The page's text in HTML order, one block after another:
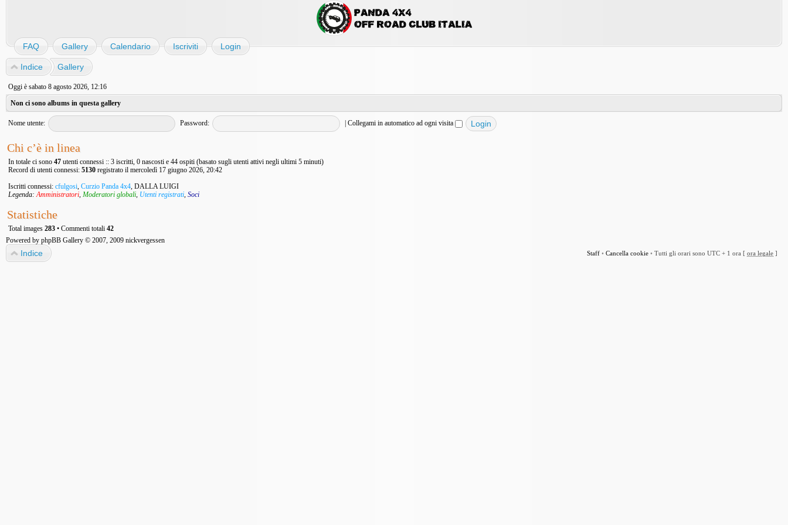
FAQ Gallery Calendario Iscriviti Login
Indice Gallery
Oggi è sabato 8 agosto 2026, 12:16
Non ci sono albums in questa gallery
Nome utente: Password: | Collegami in automatico ad ogni visita
Chi c’è in linea
In totale ci sono 47 utenti connessi :: 3 iscritti, 0 nascosti e 44 ospiti (basato sugli utenti attivi negli ultimi 5 minuti)
Record di utenti connessi: 5130 registrato il mercoledì 17 giugno 2026, 20:42
Iscritti connessi: cfulgosi, Curzio Panda 4x4, DALLA LUIGI
Legenda:Amministratori, Moderatori globali, Utenti registrati, Soci
Statistiche
Total images 283 • Commenti totali 42
Powered by phpBB Gallery © 2007, 2009 nickvergessen
Staff • Cancella cookie • Tutti gli orari sono UTC + 1 ora [ ora legale ]
Indice